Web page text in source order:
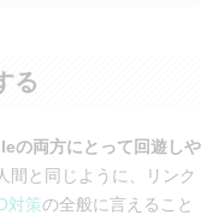
る
の両方にとって回遊しや
間と同じように、リンク
対策の全般に言えること